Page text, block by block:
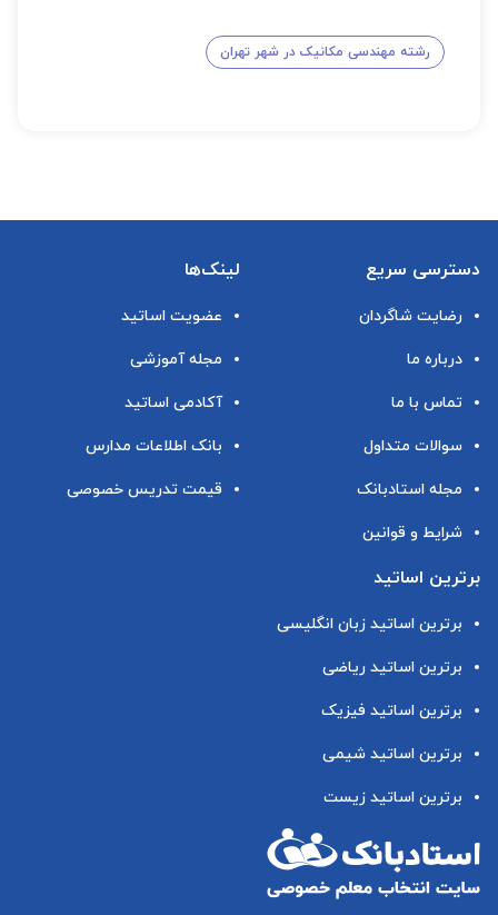
رشته مهندسی مکانیک در شهر تهران
دسترسی سریع
رضایت شاگردان
درباره ما
تماس با ما
سوالات متداول
مجله استادبانک
شرایط و قوانین
لینک‌ها
عضویت اساتید
مجله آموزشی
آکادمی اساتید
بانک اطلاعات مدارس
قیمت تدریس خصوصی
برترین اساتید
برترین اساتید زبان انگلیسی
برترین اساتید ریاضی
برترین اساتید فیزیک
برترین اساتید شیمی
برترین اساتید زیست